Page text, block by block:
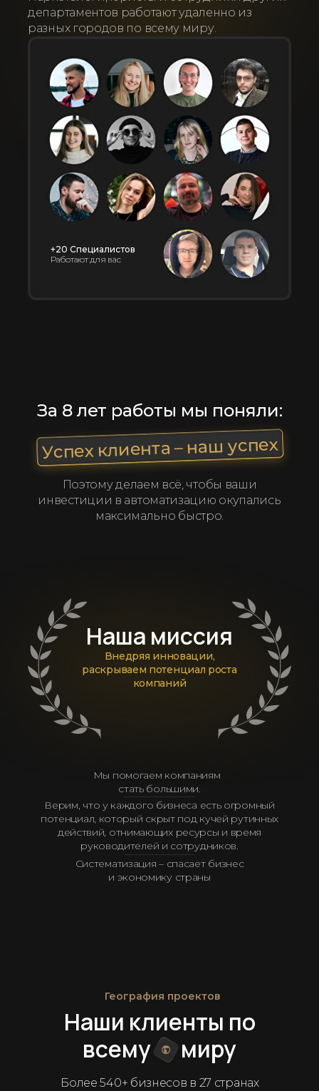
департаментов работают удаленно из
разных городов по всему миру.
+20 Специалистов
Работают для вас
За 8 лет работы мы поняли:
Успех клиента – наш успех
Поэтому делаем всё, чтобы ваши
инвестиции в автоматизацию окупались
максимально быстро.
Наша миссия
Внедряя инновации,
раскрываем потенциал роста
компаний
Мы помогаем компаниям
стать большими.
Верим, что у каждого бизнеса есть огромный
потенциал, который скрыт под кучей рутинных
действий, отнимающих ресурсы и время
руководителей и сотрудников.
Систематизация – спасает бизнес
и экономику страны
Более 540+ бизнесов в 27 странах
миру
всему
Наши клиенты по
География проектов